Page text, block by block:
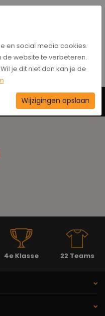
Neem contact op
4e Klasse 22 Teams
en social media cookies.
de website te verbeteren.
je dit niet dan kan je de
Wijzigingen opslaan